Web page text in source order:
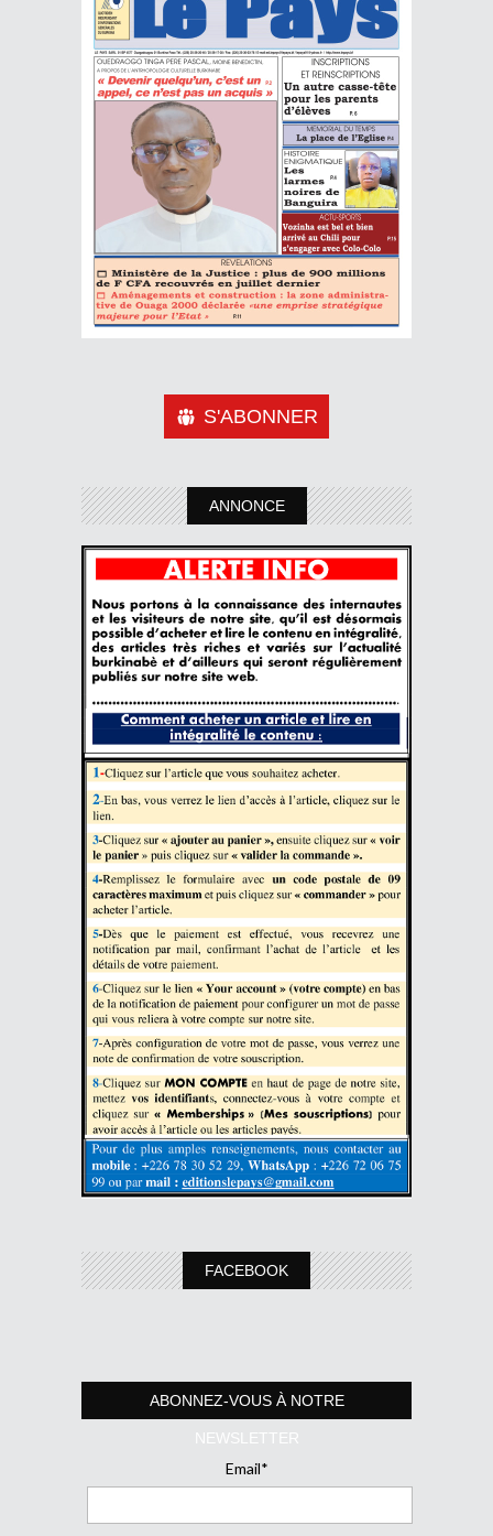
S'ABONNER
ANNONCE
FACEBOOK
ABONNEZ-VOUS À NOTRE
NEWSLETTER
Email*